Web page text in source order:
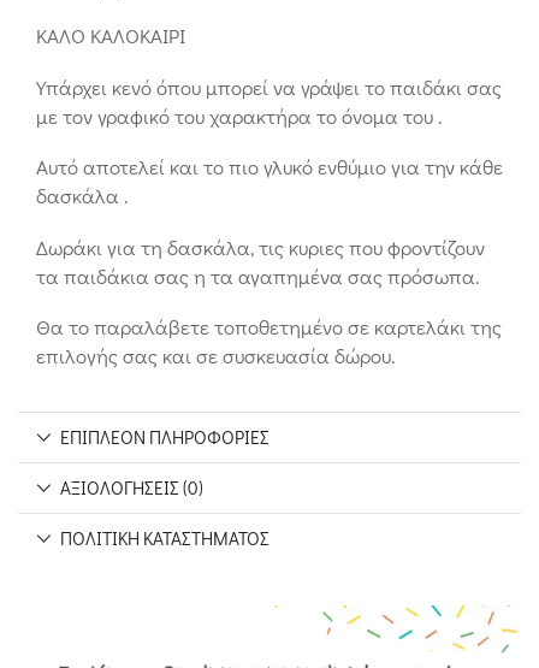
ΚΑΛΟ ΚΑΛΟΚΑΙΡΙ
Υπάρχει κενό όπου μπορεί να γράψει το παιδάκι σας
με τον γραφικό του χαρακτήρα το όνομα του .
Αυτό αποτελεί και το πιο γλυκό ενθύμιο για την κάθε
δασκάλα .
Δωράκι για τη δασκάλα, τις κυριες που φροντίζουν
τα παιδάκια σας η τα αγαπημένα σας πρόσωπα.
Θα το παραλάβετε τοποθετημένο σε καρτελάκι της
επιλογής σας και σε συσκευασία δώρου.
ΕΠΙΠΛΈΟΝ ΠΛΗΡΟΦΟΡΊΕΣ
ΑΞΙΟΛΟΓΉΣΕΙΣ (0)
ΠΟΛΙΤΙΚΉ ΚΑΤΑΣΤΉΜΑΤΟΣ